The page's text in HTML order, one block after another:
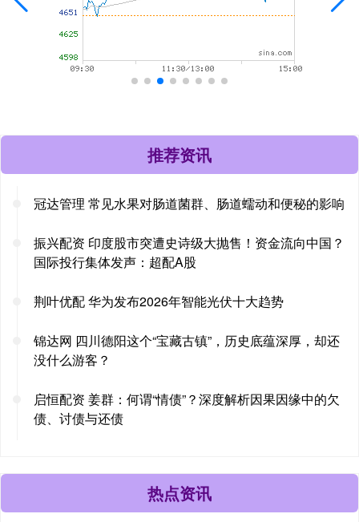
推荐资讯
冠达管理 常见水果对肠道菌群、肠道蠕动和便秘的影响
振兴配资 印度股市突遭史诗级大抛售！资金流向中国？
国际投行集体发声：超配A股
荆叶优配 华为发布2026年智能光伏十大趋势
锦达网 四川德阳这个“宝藏古镇”，历史底蕴深厚，却还
没什么游客？
启恒配资 姜群：何谓“情债”？深度解析因果因缘中的欠
债、讨债与还债
热点资讯